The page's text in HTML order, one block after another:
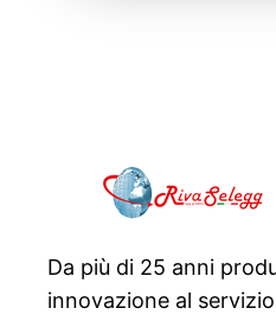
Da più di 25 anni
innovazione al